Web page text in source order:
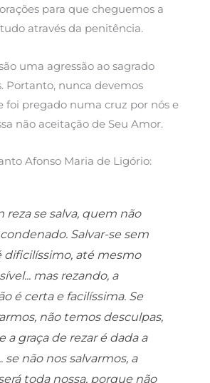
para que cheguemos a
através da penitência.
uma agressão ao sagrado
Portanto, nunca devemos
foi pregado numa cruz por nós e
não aceitação de Seu Amor.
Afonso Maria de Ligório:
reza se salva, quem não
Salvar-se sem
dificilíssimo, até mesmo
mas rezando, a
é certa e facilíssima. Se
não temos desculpas,
a graça de rezar é dada a
se não nos salvarmos, a
toda nossa, porque não